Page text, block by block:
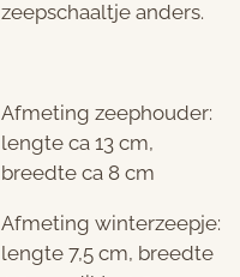
zeepschaaltje anders.
Afmeting zeephouder:
lengte ca 13 cm,
breedte ca 8 cm
Afmeting winterzeepje:
lengte 7,5 cm, breedte